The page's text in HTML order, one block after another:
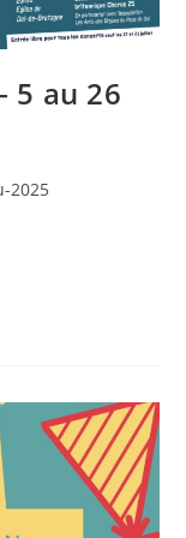
5 au 26
2025